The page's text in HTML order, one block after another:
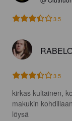
3.5
3.5
kirkas kultainen,
makukin
löysä